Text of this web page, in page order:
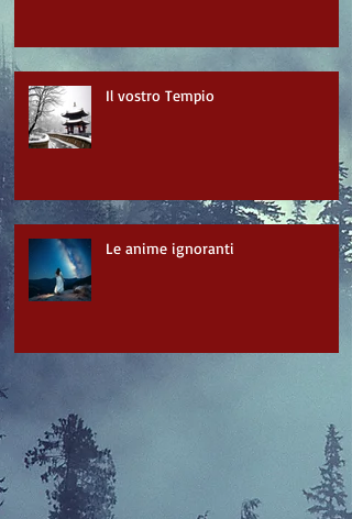
Il vostro Tempio
Le anime ignoranti